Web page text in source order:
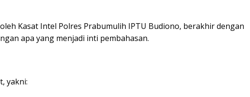
Kasat Intel Polres Prabumulih IPTU Budiono, berakhir dengan
apa yang menjadi inti pembahasan.
yakni: